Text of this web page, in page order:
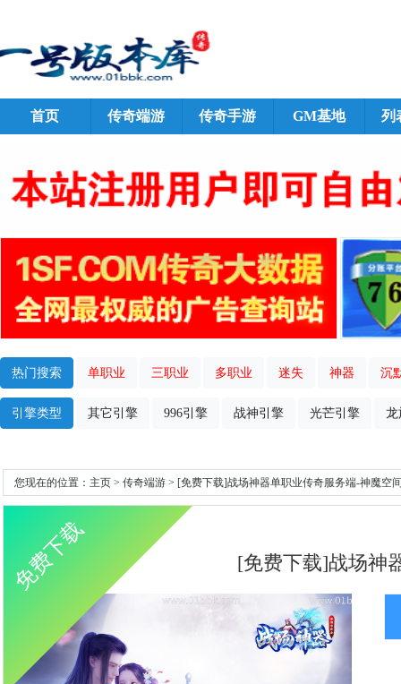
首页 传奇端游 传奇手游 GM基地 列
热门搜索 单职业 三职业 多职业 迷失 神器 沉
引擎类型 其它引擎 996引擎 战神引擎 光芒引擎 龙
您现在的位置： 主页 > 传奇端游 > [免费下载]战场神器单职业传奇服务端-神魔空
免费下载 [免费下载]战场神